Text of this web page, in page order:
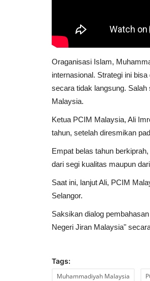
Oraganisasi Islam,
internasional. Strategi ini
secara tidak langsung.
Malaysia.
Ketua PCIM Malaysia, Ali
tahun, setelah diresmikan
Empat belas tahun
dari segi kualitas maupun
Saat ini, lanjut Ali, PCIM
Selangor.
Saksikan dialog
Negeri Jiran Malaysia"
Tags:
Muhammadiyah Malaysia